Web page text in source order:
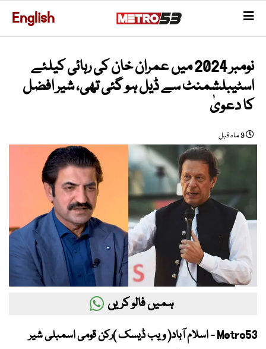
English
نومبر 2024 میں عمران خان کی رہائی کیلئے
اسٹیبلشمنٹ سے ڈیل ہو گئی تھی، شیر افضل
کا دعویٰ
9 ماہ قبل
ہمیں فالو کریں
Metro53 - اسلام آباد( ویب ڈیسک )رکن قومی اسمبلی شیر